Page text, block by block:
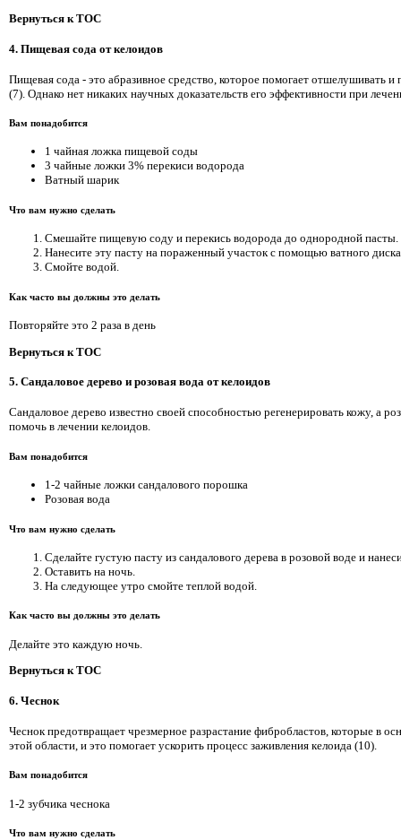
Вернуться к TOC
4. Пищевая сода от келоидов
Пищевая сода - это абразивное средство, которое помогает отшелушивать
(7). Однако нет никаких научных доказательств его эффективности при
Вам понадобится
1 чайная ложка пищевой соды
3 чайные ложки 3% перекиси водорода
Ватный шарик
Что вам нужно сделать
Смешайте пищевую соду и перекись водорода до однородной пасты.
Нанесите эту пасту на пораженный участок с помощью ватного
Смойте водой.
Как часто вы должны это делать
Повторяйте это 2 раза в день
Вернуться к TOC
5. Сандаловое дерево и розовая вода от келоидов
Сандаловое дерево известно своей способностью регенерировать кожу, а
помочь в лечении келоидов.
Вам понадобится
1-2 чайные ложки сандалового порошка
Розовая вода
Что вам нужно сделать
Сделайте густую пасту из сандалового дерева в розовой воде и
Оставить на ночь.
На следующее утро смойте теплой водой.
Как часто вы должны это делать
Делайте это каждую ночь.
Вернуться к TOC
6. Чеснок
Чеснок предотвращает чрезмерное разрастание фибробластов, которые в
этой области, и это помогает ускорить процесс заживления келоида (10).
Вам понадобится
1-2 зубчика чеснока
Что вам нужно сделать